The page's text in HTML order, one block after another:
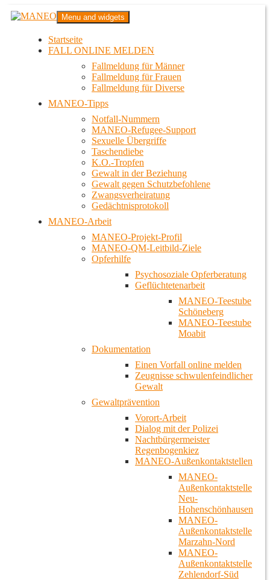
Zum
InhaltMANEO
Das schwule Anti-Gewalt-Projekt in Berlin
Menu and widgets
Startseite
FALL ONLINE MELDEN
Fallmeldung für Männer
Fallmeldung für Frauen
Fallmeldung für Diverse
MANEO-Tipps
Notfall-Nummern
MANEO-Refugee-Support
Sexuelle Übergriffe
Taschendiebe
K.O.-Tropfen
Gewalt in der Beziehung
Gewalt gegen Schutzbefohlene
Zwangsverheiratung
Gedächtnisprotokoll
MANEO-Arbeit
MANEO-Projekt-Profil
MANEO-QM-Leitbild-Ziele
Opferhilfe
Psychosoziale Opferberatung
Geflüchtetenarbeit
MANEO-Teestube
Schöneberg
MANEO-Teestube
Moabit
Dokumentation
Einen Vorfall online melden
Zeugnisse schwulenfeindlicher
Gewalt
Gewaltprävention
Vorort-Arbeit
Dialog mit der Polizei
Nachtbürgermeister
Regenbogenkiez
MANEO-Außenkontaktstellen
MANEO-
Außenkontaktstelle
Neu-
Hohenschönhausen
MANEO-
Außenkontaktstelle
Marzahn-Nord
MANEO-
Außenkontaktstelle
Zehlendorf-Süd